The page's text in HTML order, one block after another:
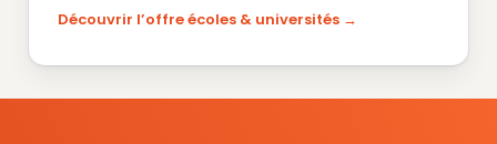
Découvrir l’offre écoles & universités